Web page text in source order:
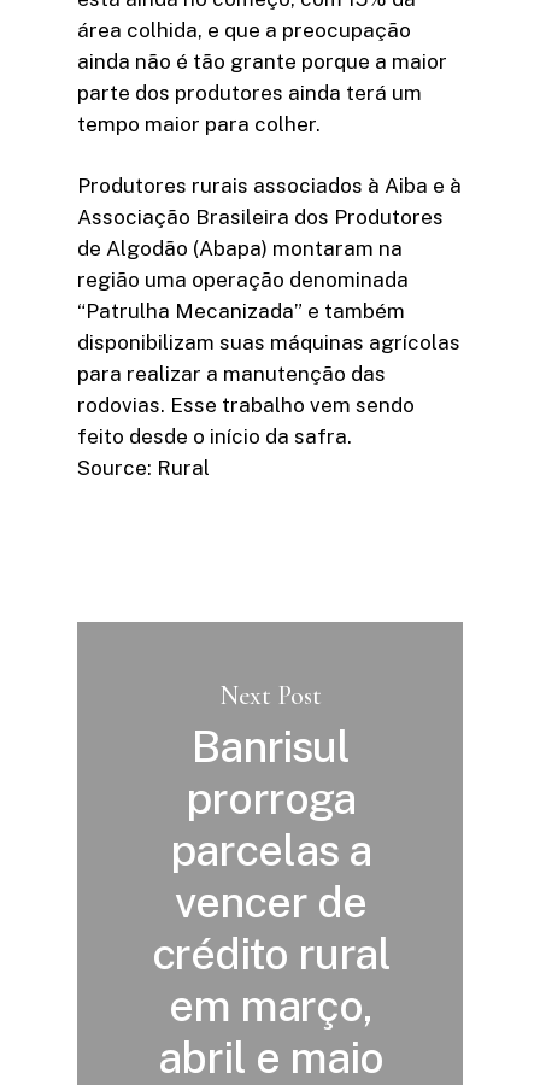
área colhida, e que a preocupação
ainda não é tão grante porque a maior
parte dos produtores ainda terá um
tempo maior para colher.
Produtores rurais associados à Aiba e à
Associação Brasileira dos Produtores
de Algodão (Abapa) montaram na
região uma operação denominada
“Patrulha Mecanizada” e também
disponibilizam suas máquinas agrícolas
para realizar a manutenção das
rodovias. Esse trabalho vem sendo
feito desde o início da safra.
Source: Rural
Next Post
Banrisul
prorroga
parcelas a
vencer de
crédito rural
em março,
abril e maio